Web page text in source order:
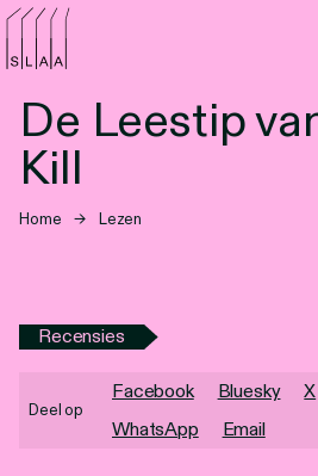
De Leestip
Kill
Home → Lezen
Recensies
Deel op
Facebook Bluesky X
WhatsApp
Email
Agenda
Programma's
Lezen
Nieuwsbrief
Over SLAA
Vacatures